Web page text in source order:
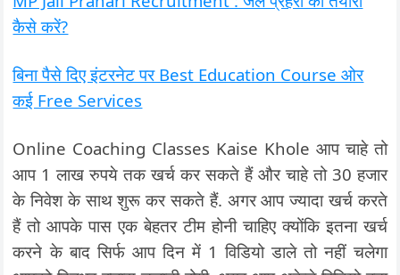
कैसे करें?
बिना पैसे दिए इंटरनेट पर Best Education Course ओर
कई Free Services
Online Coaching Classes Kaise Khole आप चाहे तो
आप 1 लाख रुपये तक खर्च कर सकते हैं और चाहे तो 30 हजार
के निवेश के साथ शुरू कर सकते हैं. अगर आप ज्यादा खर्च करते
हैं तो आपके पास एक बेहतर टीम होनी चाहिए क्योंकि इतना खर्च
करने के बाद सिर्फ आप दिन में 1 विडियो डाले तो नहीं चलेगा